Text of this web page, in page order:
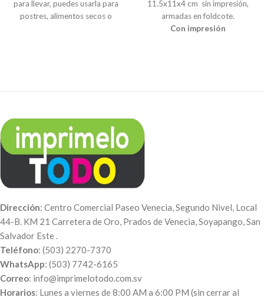
para llevar, puedes usarla para
postres, alimentos secos o
Pedidos de 100 cajas - $0.38 c/u
Pedidos de 5 cajas - $0.75 c/u
11.5x11x4 cm sin impresión,
armadas en foldcote.
Con impresión
c/u
Dirección: Centro Comercial Paseo Venecia, Segundo Nivel, Local
44-B. KM 21 Carretera de Oro, Prados de Venecia, Soyapango, San
Salvador Este .
Teléfono: (503) 2270-7370
WhatsApp: (503) 7742-6165
Correo: info@imprimelotodo.com.sv
Horarios: Lunes a viernes de 8:00 AM a 6:00 PM (sin cerrar al